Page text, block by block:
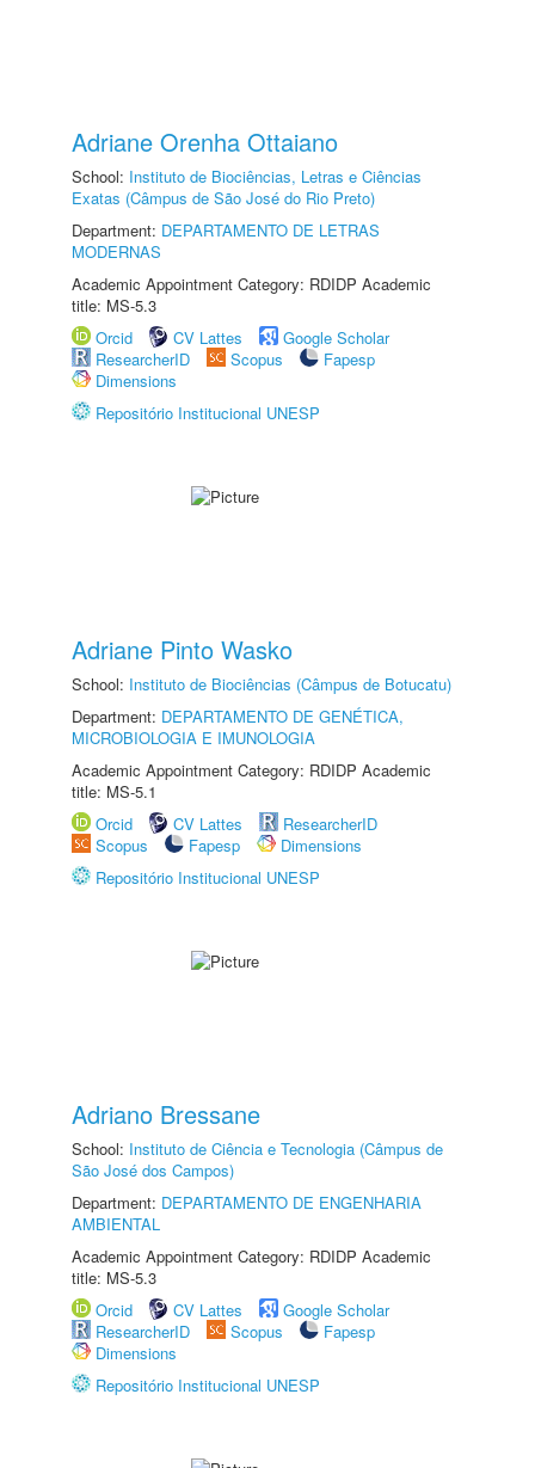
Adriane Orenha Ottaiano
School: Instituto de Biociências, Letras e Ciências
Exatas (Câmpus de São José do Rio Preto)
Department: DEPARTAMENTO DE LETRAS
MODERNAS
Academic Appointment Category: RDIDP Academic
title: MS-5.3
Orcid
CV Lattes
Google Scholar
ResearcherID
Scopus
Fapesp
Dimensions
Repositório Institucional UNESP
Adriane Pinto Wasko
School: Instituto de Biociências (Câmpus de Botucatu)
Department: DEPARTAMENTO DE GENÉTICA,
MICROBIOLOGIA E IMUNOLOGIA
Academic Appointment Category: RDIDP Academic
title: MS-5.1
Orcid
CV Lattes
ResearcherID
Scopus
Fapesp
Dimensions
Repositório Institucional UNESP
Adriano Bressane
School: Instituto de Ciência e Tecnologia (Câmpus de
São José dos Campos)
Department: DEPARTAMENTO DE ENGENHARIA
AMBIENTAL
Academic Appointment Category: RDIDP Academic
title: MS-5.3
Orcid
CV Lattes
Google Scholar
ResearcherID
Scopus
Fapesp
Dimensions
Repositório Institucional UNESP